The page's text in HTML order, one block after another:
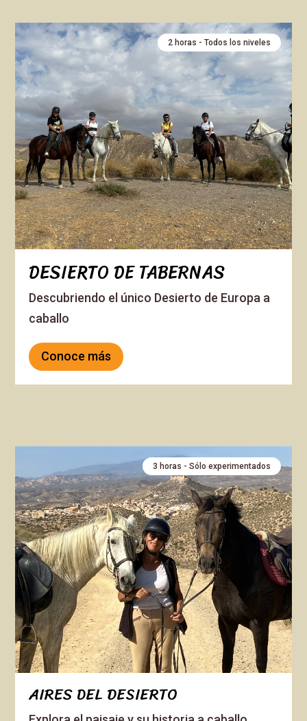
2 horas - Todos los niveles
DESIERTO DE TABERNAS
Descubriendo el único Desierto de Europa a
caballo
Conoce más
3 horas - Sólo experimentados
AIRES DEL DESIERTO